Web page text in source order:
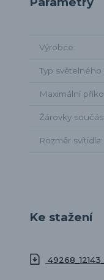
Výrobce
Typ světelného
Maximální
Žárovky
Rozměr svítidla
Ke stažení